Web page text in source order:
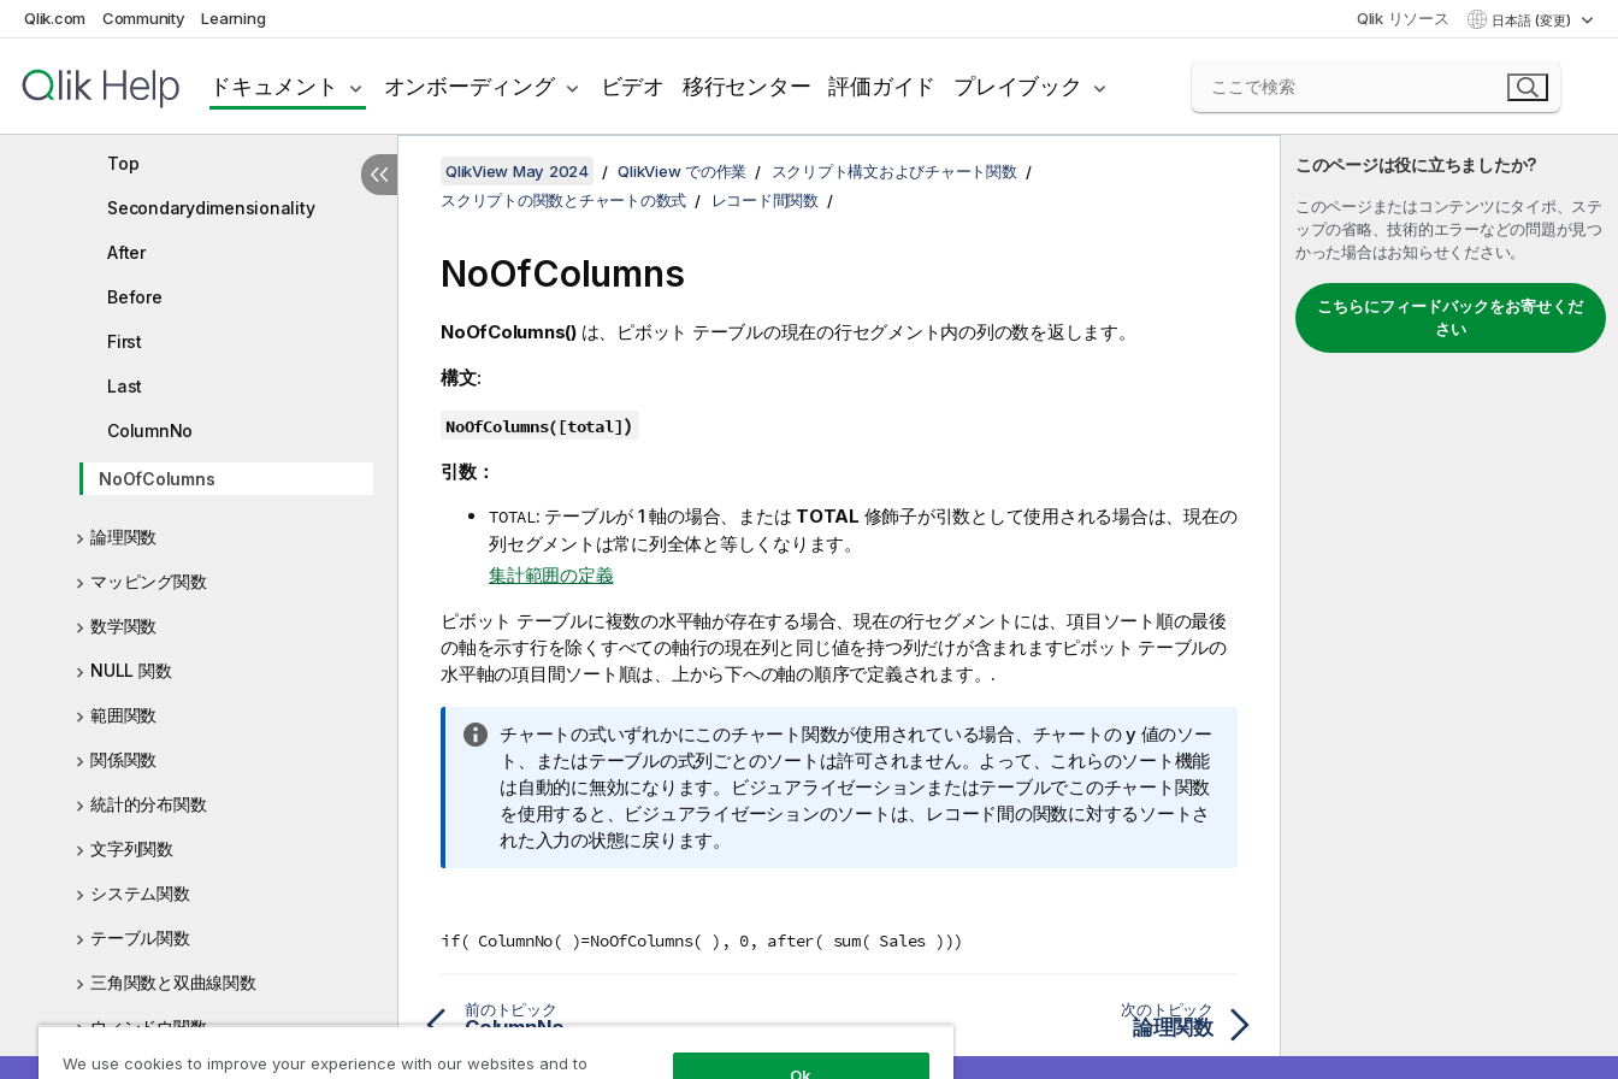
Qlik.com Community Learning Qlik リソース 日本語 (変更)
ドキュメント オンボーディング ビデオ 移行センター 評価ガイド プレイブック
NoOfRows
Peek - スクリプト関数
Top
Secondarydimensionality
After
Before
First
Last
ColumnNo
NoOfColumns
論理関数
マッピング関数
数学関数
NULL 関数
範囲関数
関係関数
統計的分布関数
文字列関数
システム関数
テーブル関数
三角関数と双曲線関数
ウィンドウ関数
このページは役に立ちましたか?
このページまたはコンテンツにタイポ、ステ
ップの省略、技術的エラーなどの問題が見つ
かった場合はお知らせください。
こちらにフィードバックをお寄せくだ
さい
QlikView May 2024 QlikView での作業
スクリプト構文およびチャート関数
スクリプトの関数とチャートの数式
レコード間関数
NoOfColumns
NoOfColumns()は、ピボット テーブルの現在の行セグメント内の列の数を返します。
構文:
NoOfColumns([total])
引数：
TOTAL: テーブルが 1 軸の場合、または TOTAL 修飾子が引数として使用される場合は、現在の
列セグメントは常に列全体と等しくなります。
集計範囲の定義
ピボット テーブルに複数の水平軸が存在する場合、現在の行セグメントには、項目ソート順の最後
の軸を示す行を除くすべての軸行の現在列と同じ値を持つ列だけが含まれますピボット テーブルの
水平軸の項目間ソート順は、上から下への軸の順序で定義されます。.
情
報
メ
モ
チャートの式いずれかにこのチャート関数が使用されている場合、チャートの y 値のソー
ト、またはテーブルの式列ごとのソートは許可されません。よって、これらのソート機能
は自動的に無効になります。ビジュアライゼーションまたはテーブルでこのチャート関数
を使用すると、ビジュアライゼーションのソートは、レコード間の関数に対するソートさ
れた入力の状態に戻ります。
if( ColumnNo( )=NoOfColumns( ), 0, after( sum( Sales )))
前のトピック
ColumnNo
次のトピック
論理関数
We use cookies to improve your experience with our websites and to